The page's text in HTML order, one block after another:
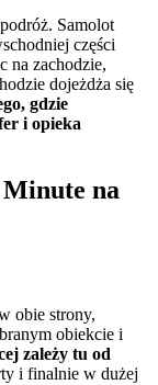
Samolot
części
na zachodzie,
dojeżdża się
gdzie
i opieka
Minute na
obie strony,
obiekcie i
zależy tu od
i finalnie w dużej